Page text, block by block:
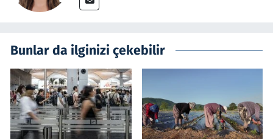
Bunlar da ilginizi çekebilir